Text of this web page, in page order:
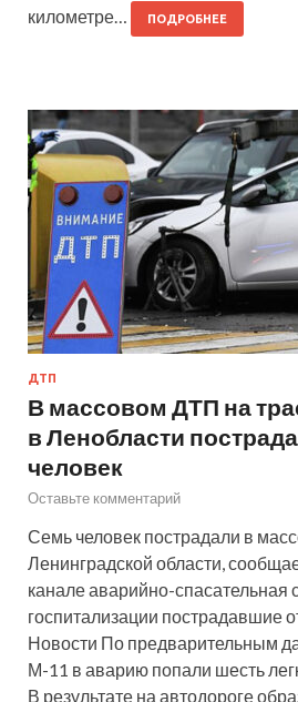
километре…
ПОДРОБНЕЕ
ДТП
В массовом ДТП на
в Ленобласти
человек
Оставьте комментарий
Семь человек пострадали в
Ленинградской области,
канале аварийно-спасательная
госпитализации пострадавшие
Новости По предварительным
М-11 в аварию попали шесть
В результате на автодороге